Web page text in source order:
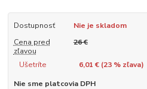
Dostupnosť
Nie je skladom
Cena pred
zľavou
26 €
Ušetríte 6,01 € (23% zľava)
Nie sme platcovia DPH